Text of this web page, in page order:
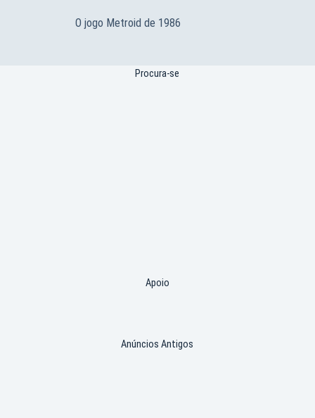
O jogo Metroid de 1986
Procura-se
Apoio
Anúncios Antigos